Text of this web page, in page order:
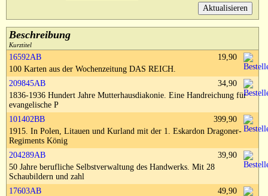
Kataloge
Über uns
AGB
Widerruf
Datenschutz
Versand&Zahlung
Impressum
Beschreibung
Kurztitel
16592AB
100 Karten aus der Wochenzeitung DAS REICH.
19,90
209845AB
1836-1936 Hundert Jahre Mutterhausdiakonie. Eine Handreichung für
evangelische P
34,90
101402BB
1915. In Polen, Litauen und Kurland mit der 1. Eskardon Dragoner-
Regiments König
399,90
204289AB
50 Jahre berufliche Selbstverwaltung des Handwerks. Mit 28
Schaubildern und zahl
39,90
17603AB
49,90